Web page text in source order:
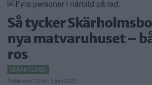
KALENDER
KONTAKT
SAMARBETEN
ANNONSERA
Så tycker
nya matvaruhuset –
ros
SKÄRHOLMEN
Publicerad 13:49, 3 juni 2025